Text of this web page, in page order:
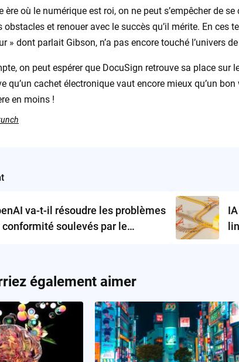
ère où le numérique est roi, on ne peut s’empêcher de
obstacles et renouer avec le succès qu’il mérite. En ces
» dont parlait Gibson, n’a pas encore touché l’univers
on peut espérer que DocuSign retrouve sa place sur
qu’un cachet électronique vaut encore mieux qu’un
en moins !
va-t-il résoudre les problèmes
conformité soulevés par le
également aimer